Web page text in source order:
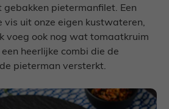
gebakken pietermanfilet. Een
uit onze eigen kustwateren,
voeg ook nog wat tomaatkruim
heerlijke combi die de
pieterman versterkt.